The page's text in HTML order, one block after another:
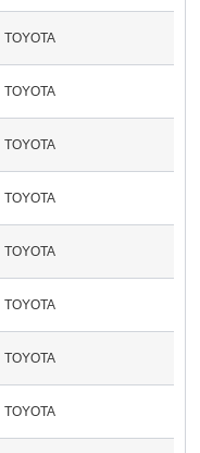
TOYOTA
TOYOTA
TOYOTA
TOYOTA
TOYOTA
TOYOTA
TOYOTA
TOYOTA